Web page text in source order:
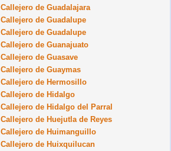
Callejero de Guadalajara
Callejero de Guadalupe
Callejero de Guadalupe
Callejero de Guanajuato
Callejero de Guasave
Callejero de Guaymas
Callejero de Hermosillo
Callejero de Hidalgo
Callejero de Hidalgo del Parral
Callejero de Huejutla de Reyes
Callejero de Huimanguillo
Callejero de Huixquilucan